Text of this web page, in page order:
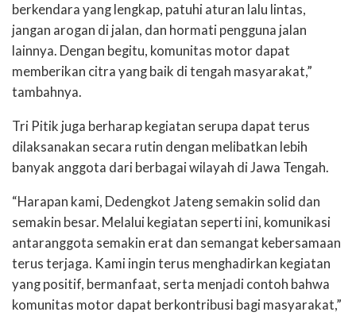
berkendara yang lengkap, patuhi aturan lalu lintas,
jangan arogan di jalan, dan hormati pengguna jalan
lainnya. Dengan begitu, komunitas motor dapat
memberikan citra yang baik di tengah masyarakat,”
tambahnya.
Tri Pitik juga berharap kegiatan serupa dapat terus
dilaksanakan secara rutin dengan melibatkan lebih
banyak anggota dari berbagai wilayah di Jawa Tengah.
“Harapan kami, Dedengkot Jateng semakin solid dan
semakin besar. Melalui kegiatan seperti ini, komunikasi
antaranggota semakin erat dan semangat kebersamaan
terus terjaga. Kami ingin terus menghadirkan kegiatan
yang positif, bermanfaat, serta menjadi contoh bahwa
komunitas motor dapat berkontribusi bagi masyarakat,”